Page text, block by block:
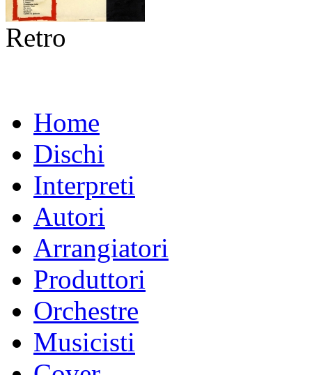
Retro
Home
Dischi
Interpreti
Autori
Arrangiatori
Produttori
Orchestre
Musicisti